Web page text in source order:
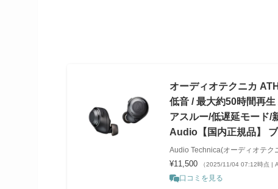
オーディオテクニカ
低音 / 最大約50時間再
アスルー/低遅延モード
Audio【国内正規品】
Audio Technica(オーディオテク
¥11,500 （2025/11/04 07:12時点 |
口コミを見る